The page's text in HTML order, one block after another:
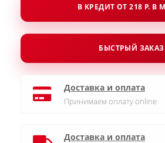
В КРЕДИТ ОТ 218 Р. В
БЫСТРЫЙ ЗАКАЗ
Доставка и оплата
Принимаем оплату online
Доставка и оплата